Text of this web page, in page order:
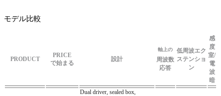
モデル比較
PRODUCT
PRICE
で始まる
設計
軸上の
周波数
応答
低周波エク
ステンショ
ン
感
度
室/
電
波
暗
Dual driver, sealed box,